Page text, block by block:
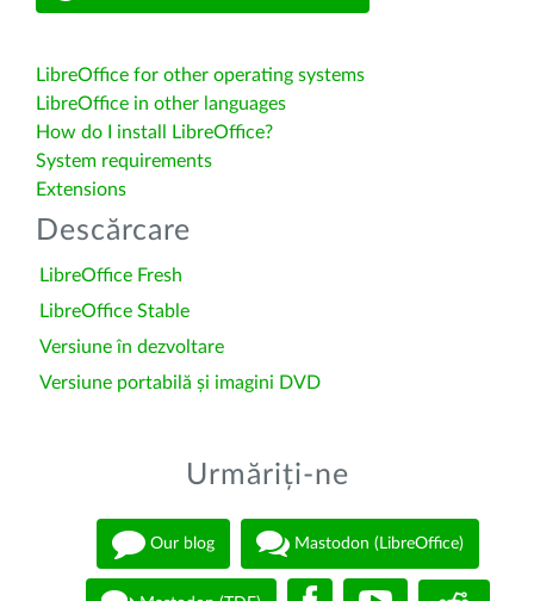
LibreOffice for other operating systems
LibreOffice in other languages
How do I install LibreOffice?
System requirements
Extensions
Descărcare
LibreOffice Fresh
LibreOffice Stable
Versiune în dezvoltare
Versiune portabilă și imagini DVD
Urmăriți-ne
Our blog Mastodon (LibreOffice)